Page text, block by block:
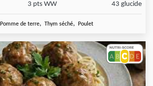
3 pts WW 43 glucide
Pomme de terre, Thym séché, Poulet